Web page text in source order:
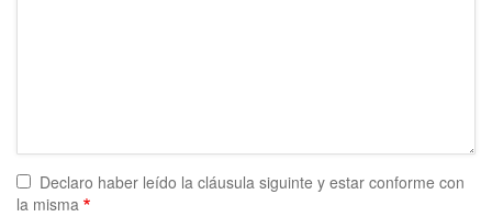
Declaro haber leído la cláusula siguinte y estar conforme con
la misma